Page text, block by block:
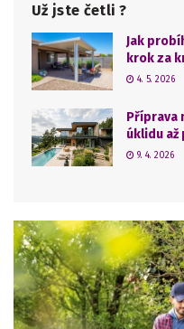
Už jste četli ?
Jak
krok za
4. 5. 2026
Příprava
úklidu
9. 4. 2026